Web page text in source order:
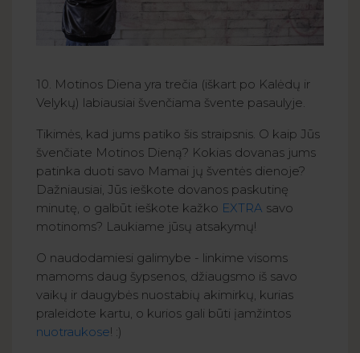
10. Motinos Diena yra trečia (iškart po Kalėdų ir
Velykų) labiausiai švenčiama švente pasaulyje.
Tikimės, kad jums patiko šis straipsnis. O kaip Jūs
švenčiate Motinos Dieną? Kokias dovanas jums
patinka duoti savo Mamai jų šventės dienoje?
Dažniausiai, Jūs ieškote dovanos paskutinę
minutę, o galbūt ieškote kažko EXTRA savo
motinoms? Laukiame jūsų atsakymų!
O naudodamiesi galimybe - linkime visoms
mamoms daug šypsenos, džiaugsmo iš savo
vaikų ir daugybės nuostabių akimirkų, kurias
praleidote kartu, o kurios gali būti įamžintos
nuotraukose! :)